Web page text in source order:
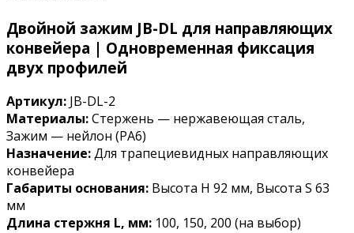
Двойной зажим JB-DL для направляющих
конвейера | Одновременная фиксация
двух профилей
Артикул: JB-DL-2
Материалы:Стержень — нержавеющая сталь,
Зажим — нейлон (PA6)
Назначение:Для трапециевидных направляющих
конвейера
Габариты основания: Высота H 92 мм, Высота S 63
мм
Длина стержня L, мм: 100, 150, 200 (на выбор)